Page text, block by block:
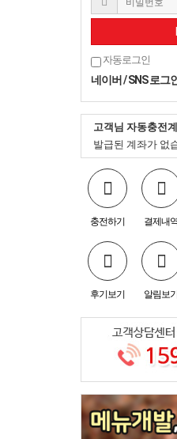
자동로그인
네이버 / SNS 로그
고객님 자동충전
발급된 계좌가 없
충전하기 결제내
후기보기 알림보